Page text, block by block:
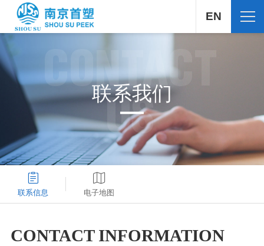
EN
CONTACT
US
联系我们
联系信息 电子地图
CONTACT INFORMATION